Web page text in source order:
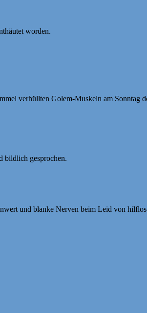
worden.
verhüllten Golem-Muskeln am Sonntag
bildlich gesprochen.
und blanke Nerven beim Leid von